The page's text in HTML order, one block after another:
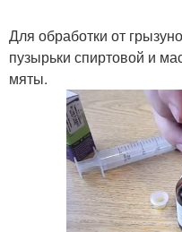
Для обработки от
пузырьки спиртовой и
мяты.